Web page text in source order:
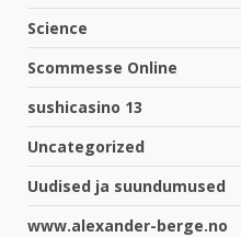
Science
Scommesse Online
sushicasino 13
Uncategorized
Uudised ja suundumused
www.alexander-berge.no